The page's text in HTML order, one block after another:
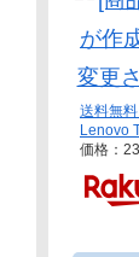
送料無
Lenovo
価格：